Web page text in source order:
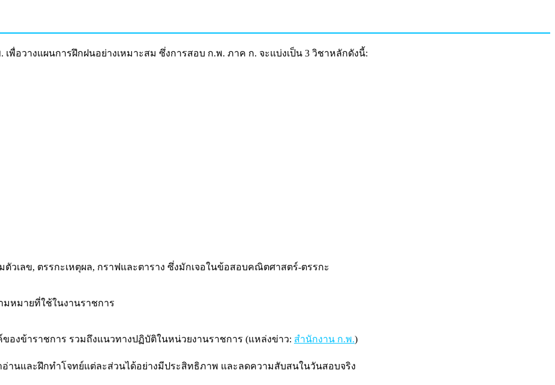
พื่อวางแผนการฝึกฝนอย่างเหมาะสม ซึ่งการสอบ ก.พ. ภาค ก. จะแบ่งเป็น 3 วิชาหลักดังนี้:
วเลข, ตรรกะเหตุผล, กราฟและตาราง ซึ่งมักเจอในข้อสอบคณิตศาสตร์-ตรรกะ
หมายที่ใช้ในงานราชการ
งข้าราชการ รวมถึงแนวทางปฏิบัติในหน่วยงานราชการ (แหล่งข่าว: สำนักงาน ก.พ.)
านและฝึกทำโจทย์แต่ละส่วนได้อย่างมีประสิทธิภาพ และลดความสับสนในวันสอบจริง